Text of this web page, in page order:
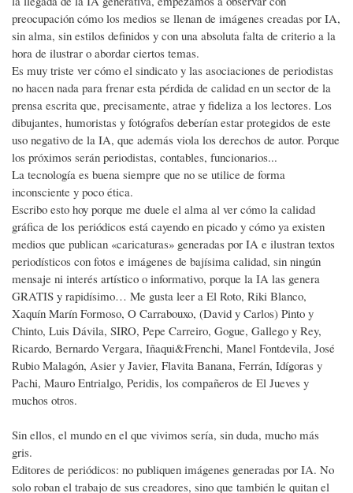
preocupación cómo los medios se llenan de imágenes creadas por IA,
sin alma, sin estilos definidos y con una absoluta falta de criterio a la
hora de ilustrar o abordar ciertos temas.
Es muy triste ver cómo el sindicato y las asociaciones de periodistas
no hacen nada para frenar esta pérdida de calidad en un sector de la
prensa escrita que, precisamente, atrae y fideliza a los lectores. Los
dibujantes, humoristas y fotógrafos deberían estar protegidos de este
uso negativo de la IA, que además viola los derechos de autor. Porque
los próximos serán periodistas, contables, funcionarios...
La tecnología es buena siempre que no se utilice de forma
inconsciente y poco ética.
Escribo esto hoy porque me duele el alma al ver cómo la calidad
gráfica de los periódicos está cayendo en picado y cómo ya existen
medios que publican «caricaturas» generadas por IA e ilustran textos
periodísticos con fotos e imágenes de bajísima calidad, sin ningún
mensaje ni interés artístico o informativo, porque la IA las genera
GRATIS y rapidísimo… Me gusta leer a El Roto, Riki Blanco,
Xaquín Marín Formoso, O Carrabouxo, (David y Carlos) Pinto y
Chinto, Luis Dávila, SIRO, Pepe Carreiro, Gogue, Gallego y Rey,
Ricardo, Bernardo Vergara, Iñaqui&Frenchi, Manel Fontdevila, José
Rubio Malagón, Asier y Javier, Flavita Banana, Ferrán, Idígoras y
Pachi, Mauro Entrialgo, Peridis, los compañeros de El Jueves y
muchos otros.
Sin ellos, el mundo en el que vivimos sería, sin duda, mucho más
gris.
Editores de periódicos: no publiquen imágenes generadas por IA. No
solo roban el trabajo de sus creadores, sino que también le quitan el